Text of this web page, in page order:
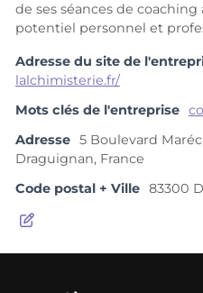
de ses séances de
potentiel personnel et
Adresse du site de
lalchimisterie.fr/
Mots clés de l'entreprise
Adresse 5 Boulevard
Draguignan, France
Code postal + Ville 83300